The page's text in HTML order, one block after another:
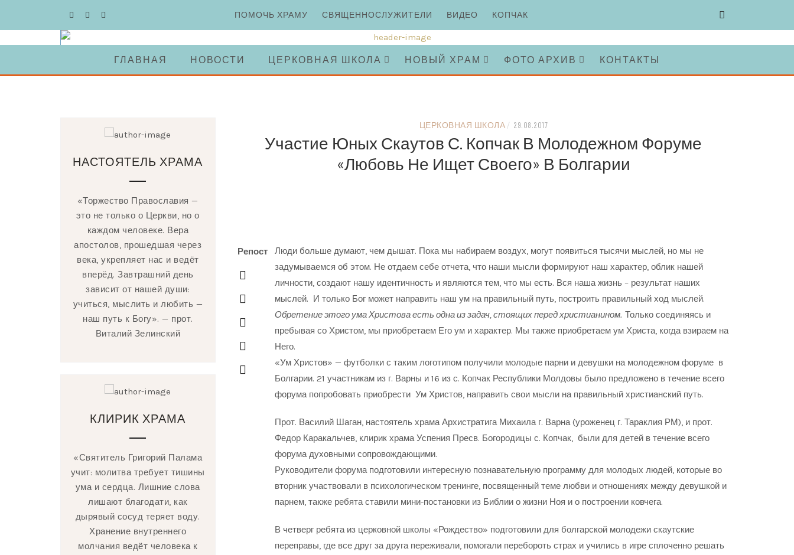
ПОМОЧЬ ХРАМУ СВЯЩЕННОСЛУЖИТЕЛИ ВИДЕО КОПЧАК
ГЛАВНАЯ НОВОСТИ ЦЕРКОВНАЯ ШКОЛА НОВЫЙ ХРАМ ФОТО АРХИВ КОНТАКТЫ
ЦЕРКОВНАЯ ШКОЛА / 29.08.2017
Участие Юных Скаутов С. Копчак В Молодежном Форуме
«Любовь Не Ищет Своего» В Болгарии
Репост
Люди больше думают, чем дышат. Пока мы набираем воздух, могут появиться тысячи мыслей, но мы не
задумываемся об этом. Не отдаем себе отчета, что наши мысли формируют наш характер, облик нашей
личности, создают нашу идентичность и являются тем, что мы есть. Вся наша жизнь – результат наших
мыслей. И только Бог может направить наш ум на правильный путь, построить правильный ход мыслей.
Обретение этого ума Христова есть одна из задач, стоящих перед христианином. Только соединяясь и
пребывая со Христом, мы приобретаем Его ум и характер. Мы также приобретаем ум Христа, когда взираем на
Него.
«Ум Христов» — футболки с таким логотипом получили молодые парни и девушки на молодежном форуме в
Болгарии. 21 участникам из г. Варны и 16 из с. Копчак Республики Молдовы было предложено в течение всего
форума попробовать приобрести Ум Христов, направить свои мысли на правильный христианский путь.
Прот. Василий Шаган, настоятель храма Архистратига Михаила г. Варна (уроженец г. Тараклия РМ), и прот.
Федор Каракальчев, клирик храма Успения Пресв. Богородицы с. Копчак, были для детей в течение всего
форума духовными сопровождающими.
Руководители форума подготовили интересную познавательную программу для молодых людей, которые во
вторник участвовали в психологическом тренинге, посвященный теме любви и отношениях между девушкой и
парнем, также ребята ставили мини-постановки из Библии о жизни Ноя и о построении ковчега.
В четверг ребята из церковной школы «Рождество» подготовили для болгарской молодежи скаутские
переправы, где все друг за друга переживали, помогали перебороть страх и учились в игре сплоченно решать
НАСТОЯТЕЛЬ ХРАМА
«Торжество Православия —
это не только о Церкви, но о
каждом человеке. Вера
апостолов, прошедшая через
века, укрепляет нас и ведёт
вперёд. Завтрашний день
зависит от нашей души:
учиться, мыслить и любить —
наш путь к Богу». — прот.
Виталий Зелинский
КЛИРИК ХРАМА
«Святитель Григорий Палама
учит: молитва требует тишины
ума и сердца. Лишние слова
лишают благодати, как
дырявый сосуд теряет воду.
Хранение внутреннего
молчания ведёт человека к